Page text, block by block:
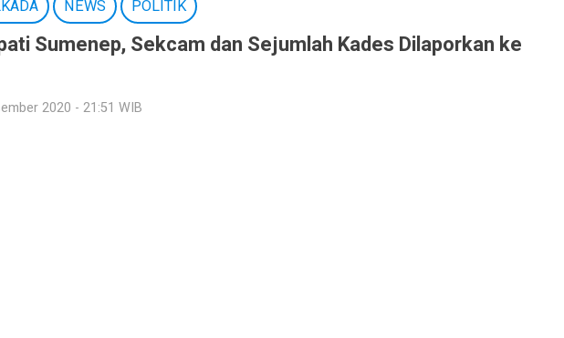
NEWS POLITIK
Sumenep, Sekcam dan Sejumlah Kades Dilaporkan ke
2020 - 21:51 WIB